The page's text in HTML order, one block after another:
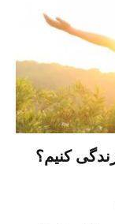
کنیم؟